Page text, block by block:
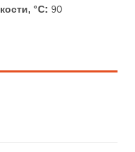
°С: 90